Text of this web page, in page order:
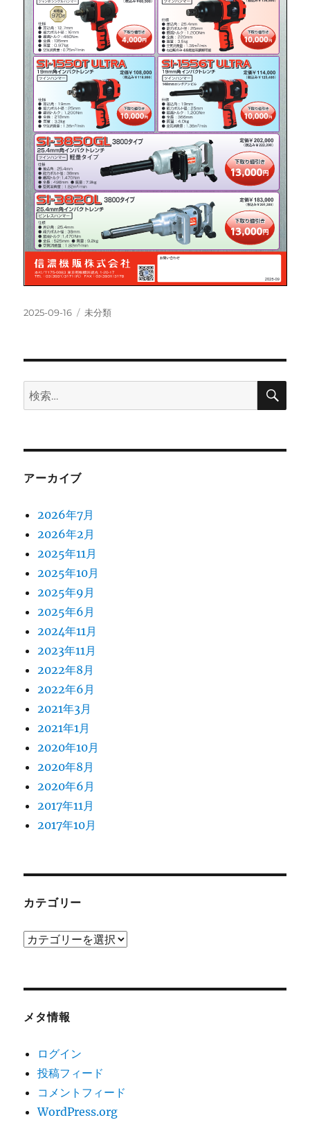
投
2025-09-16
カ
未分類
検
索:
検
アーカイブ
2026年7月
2026年2月
2025年11月
2025年10月
2025年9月
2025年6月
2024年11月
2023年11月
2022年8月
2022年6月
2021年3月
2021年1月
2020年10月
2020年8月
2020年6月
2017年11月
2017年10月
カテゴリー
カ
ー
メタ情報
ログイン
投稿フィード
コメントフィード
WordPress.org